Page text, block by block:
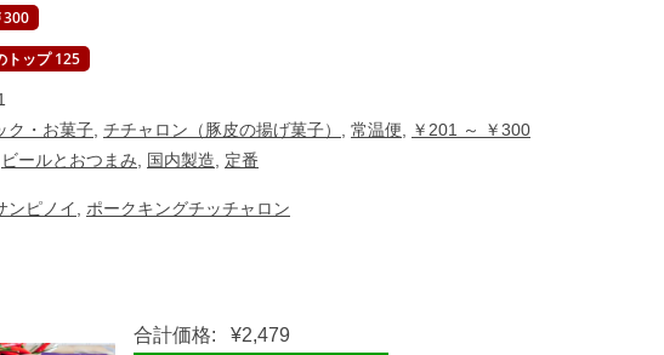
300
トップ 125
ク・お菓子, チチャロン（豚皮の揚げ菓子） , 常温便, ￥201 ～ ￥300
ビールとおつまみ, 国内製造, 定番
ンピノイ, ポークキングチッチャロン
合計価格: ¥2,479